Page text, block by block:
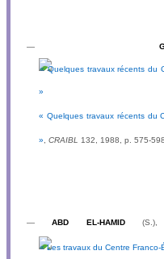
—
« Quelques travaux récents du
», CRAIBL 132, 1988, p. 575-
—ABD EL-HAMID